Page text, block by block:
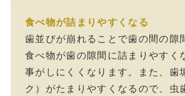
食べ物が詰まりやすくなる
歯並びが崩れることで歯の間の隙
食べ物が歯の隙間に詰まりやすく
事がしにくくなります。また、歯
ク）がたまりやすくなるので、虫